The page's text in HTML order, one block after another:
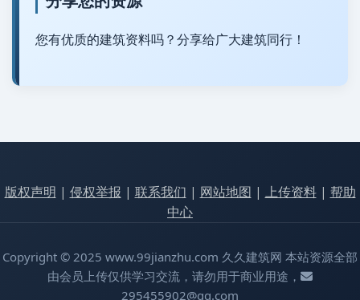
您有优质的建筑资料吗？分享给广大建筑同行！
版权声明 | 侵权举报 | 联系我们 | 网站地图 | 上传资料| 帮助
中心
Copyright © 2025 www.99jianzhu.com 久久建筑网 本站资源全部
由会员上传仅供学习交流，请勿用于商业用途，
295455902@qq.com